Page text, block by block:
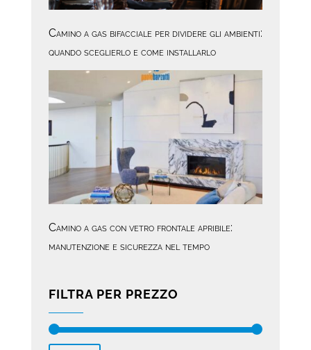
Camino a gas bifacciale per dividere gli ambienti:
quando sceglierlo e come installarlo
Camino a gas con vetro frontale apribile:
manutenzione e sicurezza nel tempo
FILTRA PER PREZZO